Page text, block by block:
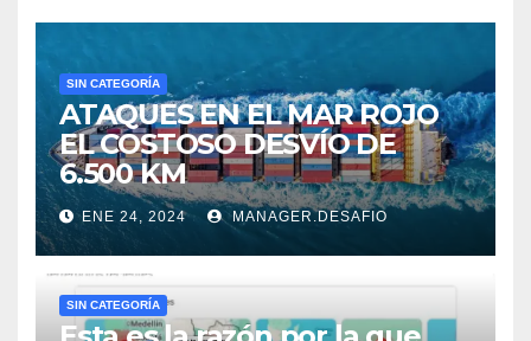
SIN CATEGORÍA
ATAQUES EN EL MAR ROJO
EL COSTOSO DESVÍO DE
6.500 KM
ENE 24, 2024 MANAGER.DESAFIO
SIN CATEGORÍA